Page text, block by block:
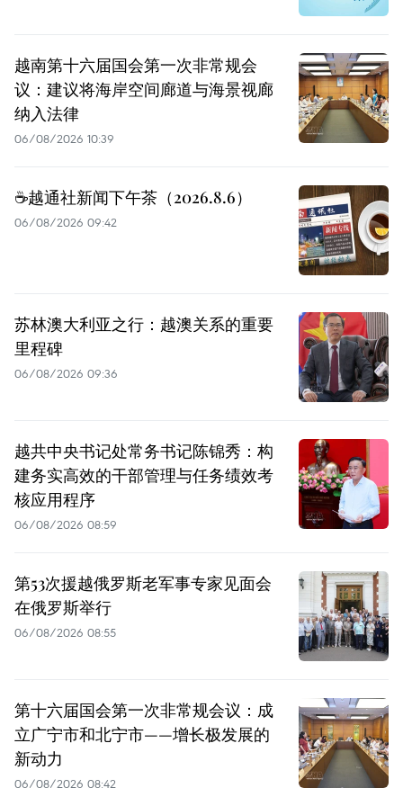
越南第十六届国会第一次非常规会
议：建议将海岸空间廊道与海景视廊
纳入法律
06/08/2026 10:39
☕️越通社新闻下午茶（2026.8.6）
06/08/2026 09:42
苏林澳大利亚之行：越澳关系的重要
里程碑
06/08/2026 09:36
越共中央书记处常务书记陈锦秀：构
建务实高效的干部管理与任务绩效考
核应用程序
06/08/2026 08:59
第53次援越俄罗斯老军事专家见面会
在俄罗斯举行
06/08/2026 08:55
第十六届国会第一次非常规会议：成
立广宁市和北宁市——增长极发展的
新动力
06/08/2026 08:42